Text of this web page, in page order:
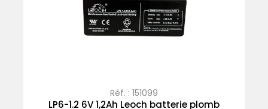
Réf. : 151099
LP6-1.2 6V 1,2Ah Leoch batterie plomb